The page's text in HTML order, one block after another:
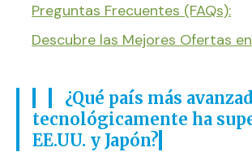
Preguntas Frecuentes (FAQs):
Descubre las Mejores Ofertas
¿Qué país más
tecnológicamente ha
EE.UU. y Japón?